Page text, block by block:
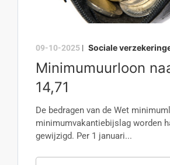
09-10-2025 | Sociale
Minimumuurloon
14,71
De bedragen van de Wet
minimumvakantiebijslag worden
gewijzigd. Per 1 januari...